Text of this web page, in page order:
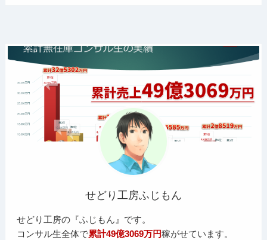
せどり工房ふじもん
せどり工房の『ふじもん』です。
コンサル生全体で累計49億3069万円稼がせています。